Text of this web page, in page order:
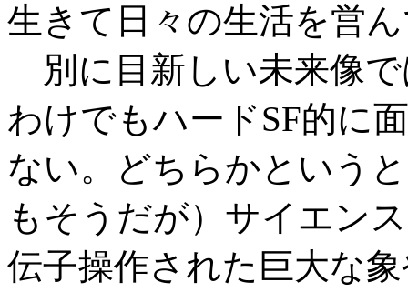
生きて日々の生活を営
別に目新しい未来像
わけでもハードSF的に
ない。どちらかという
もそうだが）サイエン
伝子操作された巨大な